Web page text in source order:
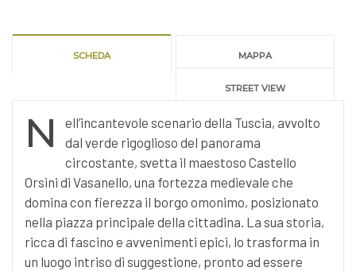
SCHEDA MAPPA
STREET VIEW
N
ell’incantevole scenario della Tuscia, avvolto
dal verde rigoglioso del panorama
circostante, svetta il maestoso Castello
Orsini di Vasanello, una fortezza medievale che
domina con fierezza il borgo omonimo, posizionato
nella piazza principale della cittadina. La sua storia,
ricca di fascino e avvenimenti epici, lo trasforma in
un luogo intriso di suggestione, pronto ad essere